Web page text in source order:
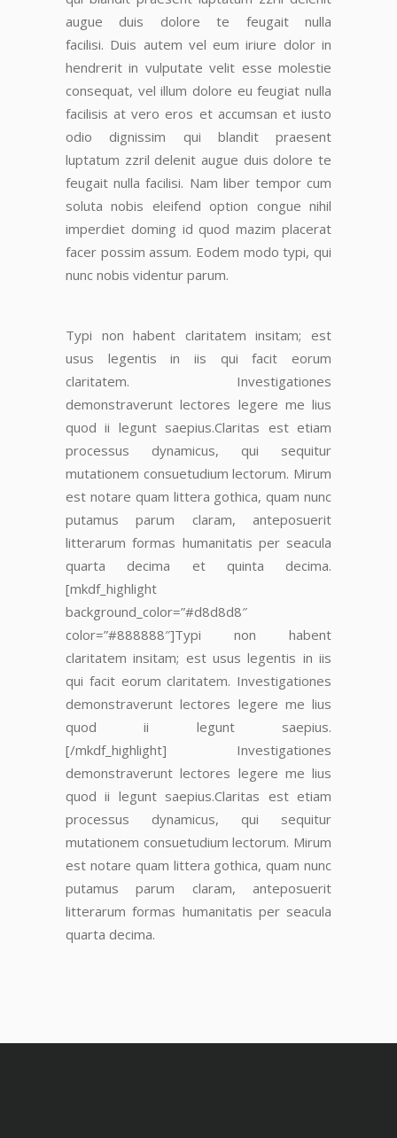
augue duis dolore te feugait nulla
facilisi. Duis autem vel eum iriure dolor in
hendrerit in vulputate velit esse molestie
consequat, vel illum dolore eu feugiat nulla
facilisis at vero eros et accumsan et iusto
odio dignissim qui blandit praesent
luptatum zzril delenit augue duis dolore te
feugait nulla facilisi. Nam liber tempor cum
soluta nobis eleifend option congue nihil
imperdiet doming id quod mazim placerat
facer possim assum. Eodem modo typi, qui
nunc nobis videntur parum.
Typi non habent claritatem insitam; est
usus legentis in iis qui facit eorum
claritatem. Investigationes
demonstraverunt lectores legere me lius
quod ii legunt saepius.Claritas est etiam
processus dynamicus, qui sequitur
mutationem consuetudium lectorum. Mirum
est notare quam littera gothica, quam nunc
putamus parum claram, anteposuerit
litterarum formas humanitatis per seacula
quarta decima et quinta decima.
[mkdf_highlight
background_color=”#d8d8d8″
color=”#888888″]Typi non habent
claritatem insitam; est usus legentis in iis
qui facit eorum claritatem. Investigationes
demonstraverunt lectores legere me lius
quod ii legunt saepius.
[/mkdf_highlight] Investigationes
demonstraverunt lectores legere me lius
quod ii legunt saepius.Claritas est etiam
processus dynamicus, qui sequitur
mutationem consuetudium lectorum. Mirum
est notare quam littera gothica, quam nunc
putamus parum claram, anteposuerit
litterarum formas humanitatis per seacula
quarta decima.